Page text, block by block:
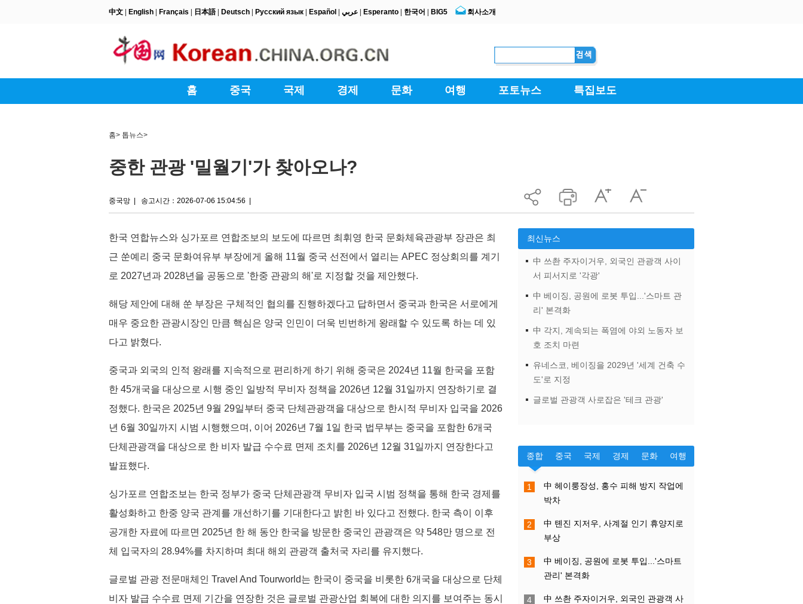
홈> 톱뉴스>
중한 관광 '밀월기'가 찾아오나?
중국망 송고시간：2026-07-06 15:04:56
한국 연합뉴스와 싱가포르 연합조보의 보도에 따르면 최휘영 한국 문화체육관광부 장관은 최
근 쑨예리 중국 문화여유부 부장에게 올해 11월 중국 선전에서 열리는 APEC 정상회의를 계기
로 2027년과 2028년을 공동으로 '한중 관광의 해'로 지정할 것을 제안했다.
해당 제안에 대해 쑨 부장은 구체적인 협의를 진행하겠다고 답하면서 중국과 한국은 서로에게
매우 중요한 관광시장인 만큼 핵심은 양국 인민이 더욱 빈번하게 왕래할 수 있도록 하는 데 있
다고 밝혔다.
중국과 외국의 인적 왕래를 지속적으로 편리하게 하기 위해 중국은 2024년 11월 한국을 포함
한 45개국을 대상으로 시행 중인 일방적 무비자 정책을 2026년 12월 31일까지 연장하기로 결
정했다. 한국은 2025년 9월 29일부터 중국 단체관광객을 대상으로 한시적 무비자 입국을 2026
년 6월 30일까지 시범 시행했으며, 이어 2026년 7월 1일 한국 법무부는 중국을 포함한 6개국
단체관광객을 대상으로 한 비자 발급 수수료 면제 조치를 2026년 12월 31일까지 연장한다고
발표했다.
싱가포르 연합조보는 한국 정부가 중국 단체관광객 무비자 입국 시범 정책을 통해 한국 경제를
활성화하고 한중 양국 관계를 개선하기를 기대한다고 밝힌 바 있다고 전했다. 한국 측이 이후
공개한 자료에 따르면 2025년 한 해 동안 한국을 방문한 중국인 관광객은 약 548만 명으로 전
체 입국자의 28.94%를 차지하며 최대 해외 관광객 출처국 자리를 유지했다.
글로벌 관광 전문매체인 Travel And Tourworld는 한국이 중국을 비롯한 6개국을 대상으로 단체
비자 발급 수수료 면제 기간을 연장한 것은 글로벌 관광산업 회복에 대한 의지를 보여주는 동시